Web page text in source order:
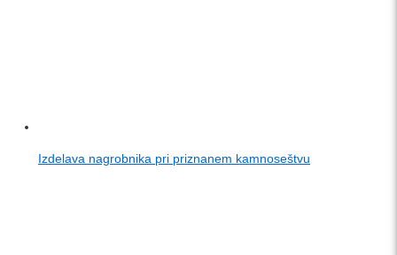
Izdelava nagrobnika pri priznanem kamnoseštvu